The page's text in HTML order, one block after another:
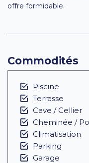
offre formidable.
Commodités
Piscine
Terrasse
Cave / Cellier
Cheminée /
Climatisation
Parking
Garage